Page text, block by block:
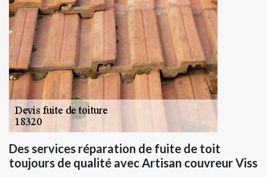
Des services réparation de fuite de toit
toujours de qualité avec Artisan couvreur Viss